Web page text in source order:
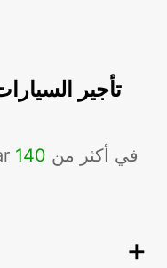
تأجير
موقعًا لشركة Europcar في أكثر من 140